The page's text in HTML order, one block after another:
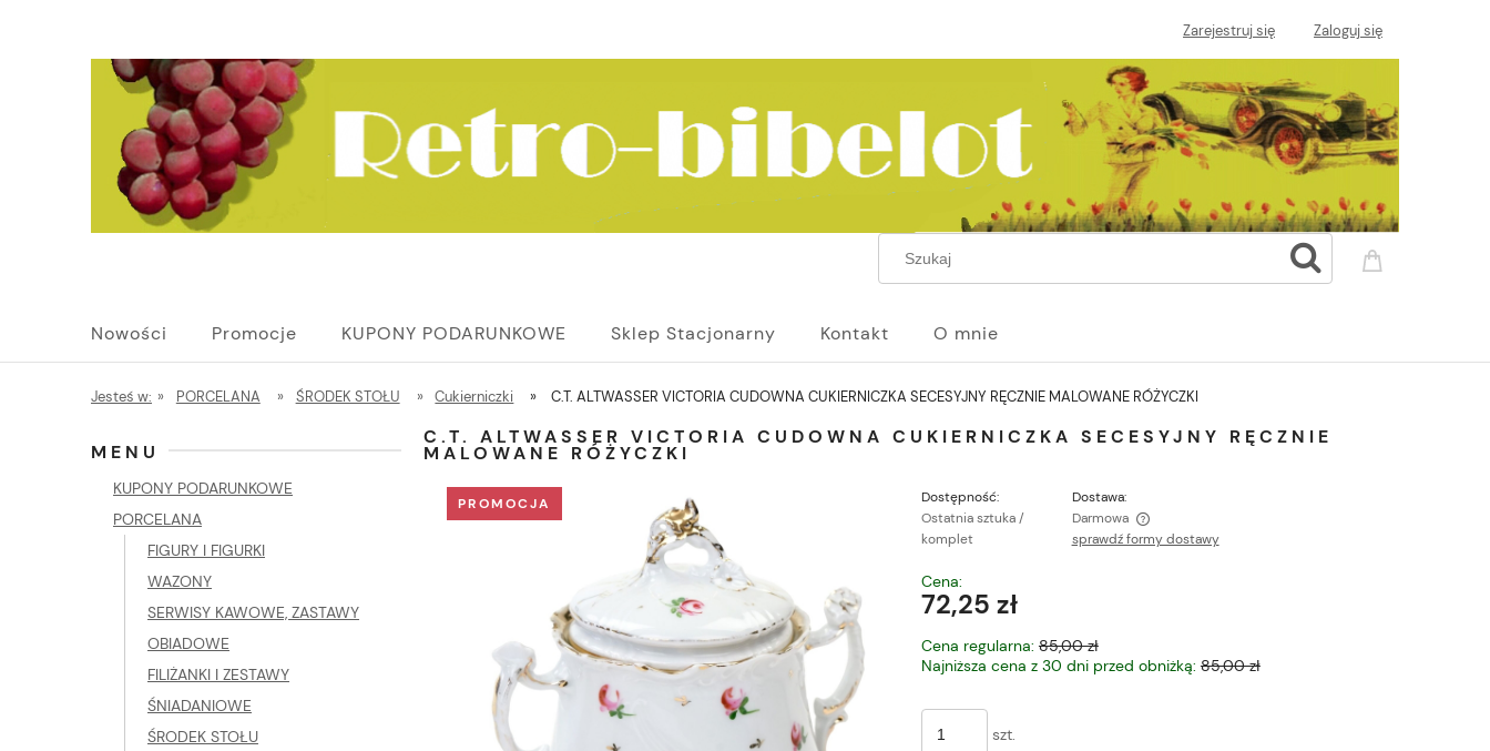
Zarejestruj się Zaloguj się
Nowości Promocje KUPONY PODARUNKOWE Sklep Stacjonarny Kontakt O mnie
Jesteś w: » PORCELANA » ŚRODEK STOŁU » Cukierniczki » C.T. ALTWASSER VICTORIA CUDOWNA CUKIERNICZKA SECESYJNY RĘCZNIE MALOWANE RÓŻYCZKI
MENU
KUPONY PODARUNKOWE
PORCELANA
FIGURY I FIGURKI
WAZONY
SERWISY KAWOWE, ZASTAWY
OBIADOWE
FILIŻANKI I ZESTAWY
ŚNIADANIOWE
ŚRODEK STOŁU
C.T. ALTWASSER VICTORIA CUDOWNA CUKIERNICZKA SECESYJNY RĘCZNIE
MALOWANE RÓŻYCZKI
PROMOCJA
Dostępność:
Ostatnia sztuka /
komplet
Dostawa:
Darmowa
płatności
sprawdź formy dostawy
Cena:
72,25 zł
Cena regularna: 85,00 zł
Najniższa cena z 30 dni przed obniżką: 85,00 zł
szt.